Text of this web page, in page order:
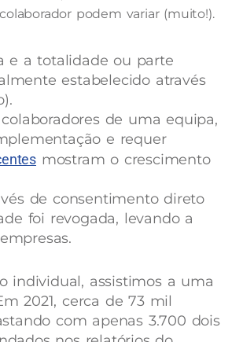
podem variar (muito!).
e a totalidade ou parte
estabelecido através
de uma equipa,
e requer
mostram o crescimento
de consentimento direto
foi revogada, levando a
individual, assistimos a uma
2021, cerca de 73 mil
com apenas 3.700 dois